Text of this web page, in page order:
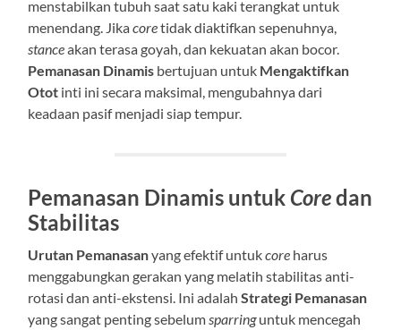
menstabilkan tubuh saat satu kaki terangkat untuk
menendang. Jikacoretidak diaktifkan sepenuhnya,
stanceakan terasa goyah, dan kekuatan akan bocor.
Pemanasan Dinamis bertujuan untuk Mengaktifkan
Otot inti ini secara maksimal, mengubahnya dari
keadaan pasif menjadi siap tempur.
Pemanasan Dinamis untuk Coredan
Stabilitas
Urutan Pemanasanyang efektif untukcore harus
menggabungkan gerakan yang melatih stabilitas anti-
rotasi dan anti-ekstensi. Ini adalahStrategi Pemanasan
yang sangat penting sebelum sparringuntuk mencegah